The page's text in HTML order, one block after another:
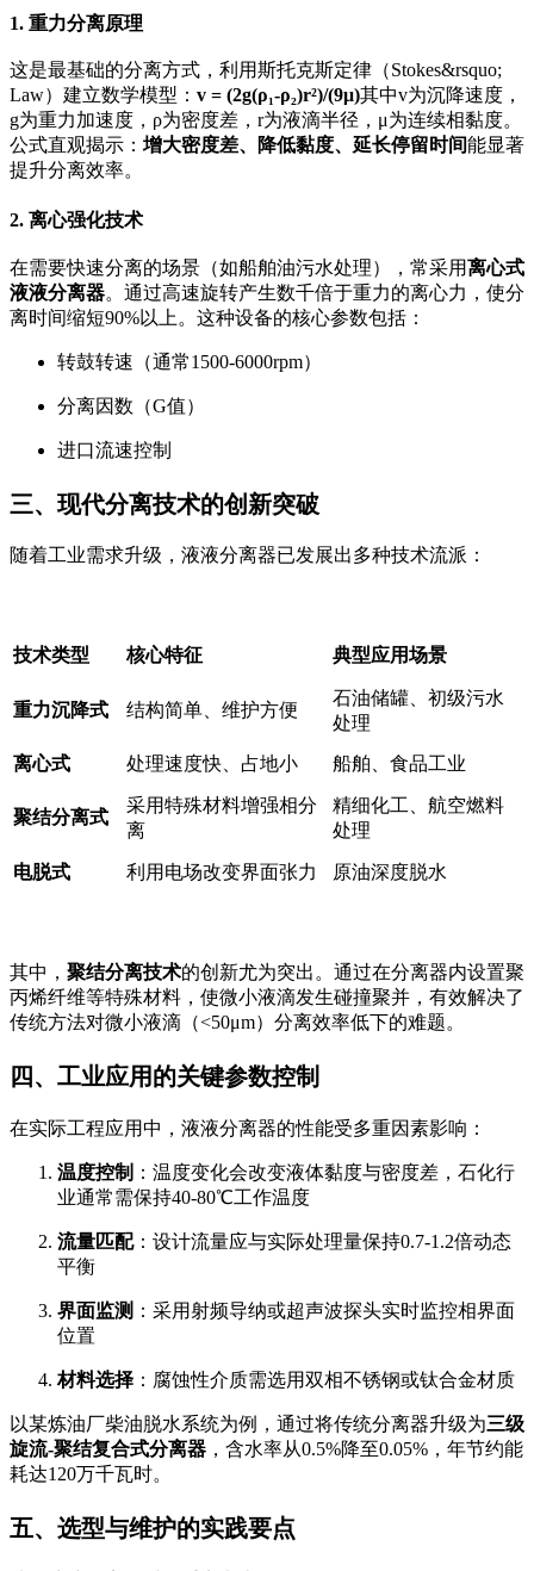
1. 重力分离原理
这是最基础的分离方式，利用斯托克斯定律（Stokes&rsquo;
Law）建立数学模型： v = (2g(ρ₁-ρ₂)r²)/(9μ)其中v为沉降速度，
g为重力加速度，ρ为密度差，r为液滴半径，μ为连续相黏度。
公式直观揭示： 增大密度差、降低黏度、延长停留时间能显著
提升分离效率。
2. 离心强化技术
在需要快速分离的场景（如船舶油污水处理），常采用离心式
液液分离器。通过高速旋转产生数千倍于重力的离心力，使分
离时间缩短90%以上。这种设备的核心参数包括：
转鼓转速（通常1500-6000rpm）
分离因数（G值）
进口流速控制
三、现代分离技术的创新突破
随着工业需求升级，液液分离器已发展出多种技术流派：
技术类型 核心特征 典型应用场景
重力沉降式 结构简单、维护方便
石油储罐、初级污水
处理
离心式
处理速度快、占地小 船舶、食品工业
聚结分离式
采用特殊材料增强相分
离
精细化工、航空燃料
处理
电脱式 利用电场改变界面张力 原油深度脱水
其中， 聚结分离技术的创新尤为突出。通过在分离器内设置聚
丙烯纤维等特殊材料，使微小液滴发生碰撞聚并，有效解决了
传统方法对微小液滴（<50μm）分离效率低下的难题。
四、工业应用的关键参数控制
在实际工程应用中，液液分离器的性能受多重因素影响：
温度控制 ：温度变化会改变液体黏度与密度差，石化行
业通常需保持40-80℃工作温度
流量匹配：设计流量应与实际处理量保持0.7-1.2倍动态
平衡
界面监测 ：采用射频导纳或超声波探头实时监控相界面
位置
材料选择 ：腐蚀性介质需选用双相不锈钢或钛合金材质
以某炼油厂柴油脱水系统为例，通过将传统分离器升级为三级
旋流-聚结复合式分离器 ，含水率从0.5%降至0.05%，年节约能
耗达120万千瓦时。
五、选型与维护的实践要点